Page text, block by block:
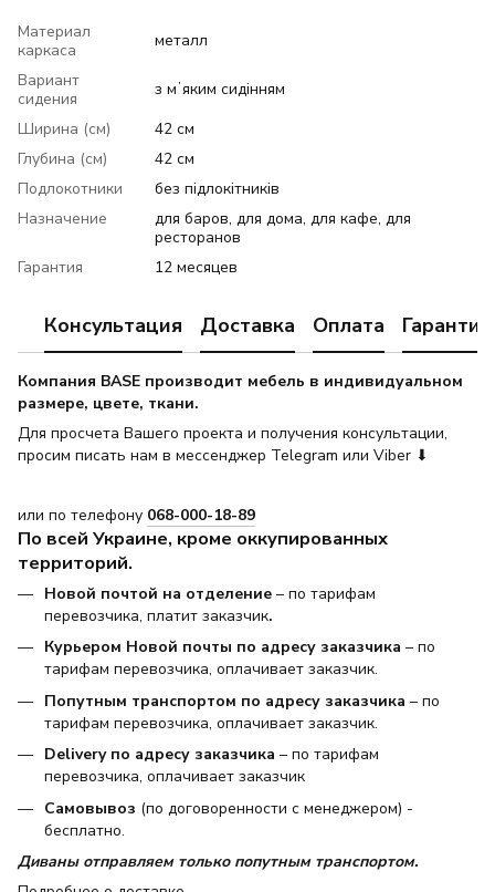
Материал
каркаса
металл
Вариант
сидения
з мʼяким сидінням
Ширина (см)
42 см
Глубина (см)
42 см
Подлокотники
без підлокітників
Назначение
для баров, для дома, для кафе, для
ресторанов
Гарантия
12 месяцев
Консультация Доставка Оплата Гарантия
Компания BASE производит мебель в индивидуальном
размере, цвете, ткани.
Для просчета Вашего проекта и получения консультации,
просим писать нам в мессенджер Telegram или Viber ⬇
или по телефону 068-000-18-89
По всей Украине, кроме оккупированных
территорий.
Новой почтой на отделение – по тарифам
перевозчика, платит заказчик.
Курьером Новой почты по адресу заказчика – по
тарифам перевозчика, оплачивает заказчик.
Попутным транспортом по адресу заказчика – по
тарифам перевозчика, оплачивает заказчик.
Delivery по адресу заказчика – по тарифам
перевозчика, оплачивает заказчик
Самовывоз (по договоренности с менеджером) -
бесплатно.
Диваны отправляем только попутным транспортом.